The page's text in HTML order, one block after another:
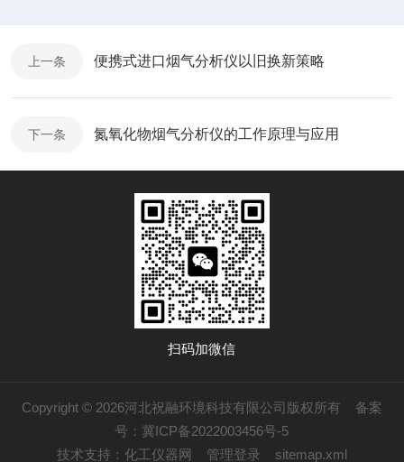
上一条 便携式进口烟气分析仪以旧换新策略
下一条 氮氧化物烟气分析仪的工作原理与应用
扫码加微信
Copyright © 2026河北祝融环境科技有限公司版权所有 备案
号：冀ICP备2022003456号-5
技术支持： 化工仪器网 管理登录 sitemap.xml